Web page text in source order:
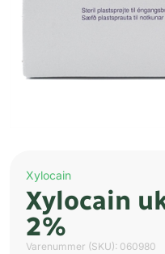
Xylocain
Xylocain
2%
Varenummer (SKU): 060980